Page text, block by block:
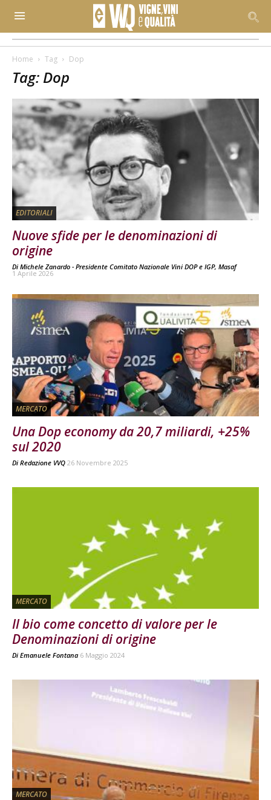
Home Tag Dop
Tag: Dop
EDITORIALI
Nuove sfide per le denominazioni di
origine
Di Michele Zanardo - Presidente Comitato Nazionale Vini DOP e IGP, Masaf
1 Aprile 2026
MERCATO
Una Dop economy da 20,7 miliardi, +25%
sul 2020
Di Redazione VVQ 26 Novembre 2025
MERCATO
Il bio come concetto di valore per le
Denominazioni di origine
Di Emanuele Fontana 6 Maggio 2024
MERCATO